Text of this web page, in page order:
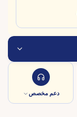
دعم مخصص